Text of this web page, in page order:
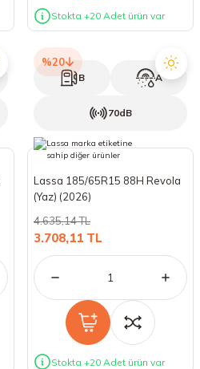
Stokta +20 Adet ürün var
%20
B A
70dB
Lassa 185/65R15 88H Revola
(Yaz) (2026)
3.708,11 TL
4.635,14 TL
Stokta +20 Adet ürün var